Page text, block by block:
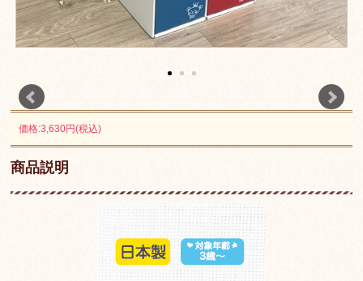
価格:3,630円(税込)
商品説明